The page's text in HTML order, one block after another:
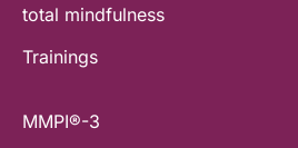
total mindfulness
Trainings
MMPI®-3